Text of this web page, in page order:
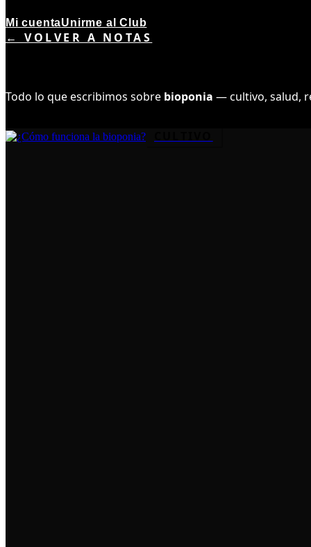
Mi cuentaUnirme al Club
← VOLVER A NOTAS
Todo lo que escribimos sobre bioponia — cultivo, salud,